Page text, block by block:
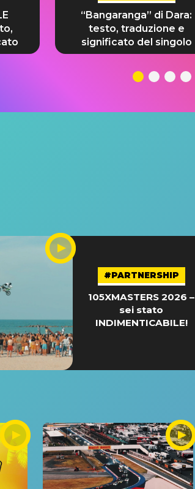
“Bangaranga” di Dara:
testo, traduzione e
significato del singolo
#PARTNERSHIP
105XMASTERS 2026 –
sei stato
INDIMENTICABILE!